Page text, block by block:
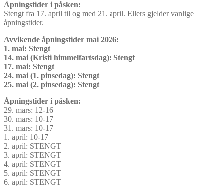
Åpningstider i påsken:
Stengt fra 17. april til og med 21. april. Ellers gjelder vanlige
åpningstider.
Avvikende åpningstider mai 2026:
1. mai: Stengt
14. mai (Kristi himmelfartsdag): Stengt
17. mai: Stengt
24. mai (1. pinsedag): Stengt
25. mai (2. pinsedag): Stengt
Åpningstider i påsken:
29. mars: 12-16
30. mars: 10-17
31. mars: 10-17
1. april: 10-17
2. april: STENGT
3. april: STENGT
4. april: STENGT
5. april: STENGT
6. april: STENGT